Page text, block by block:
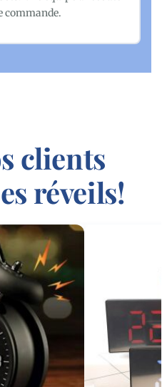
commande.
clients
réveils!